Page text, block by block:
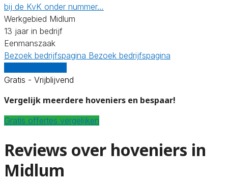
bij de KvK onder nummer…
Werkgebied Midlum
13 jaar in bedrijf
Eenmanszaak
Bezoek bedrijfspagina Bezoek bedrijfspagina
Gratis - Vrijblijvend
Vergelijk meerdere hoveniers en bespaar!
Gratis offertes vergelijken
Reviews over hoveniers in
Midlum